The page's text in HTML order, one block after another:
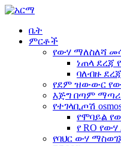
ቤት
ምርቶች
የውሃ ማለስለሻ
ነጠላ ደረጃ
ባለብዙ
የደም ዝውውር
እጅግ በጣም
የተገላቢጦሽ
የሞባይል
የ RO
የባህር ውሃ